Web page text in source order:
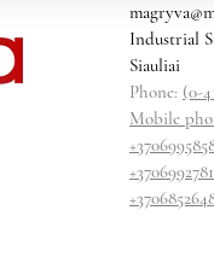
Industrial
Siauliai
Phone: (0-
Mobile